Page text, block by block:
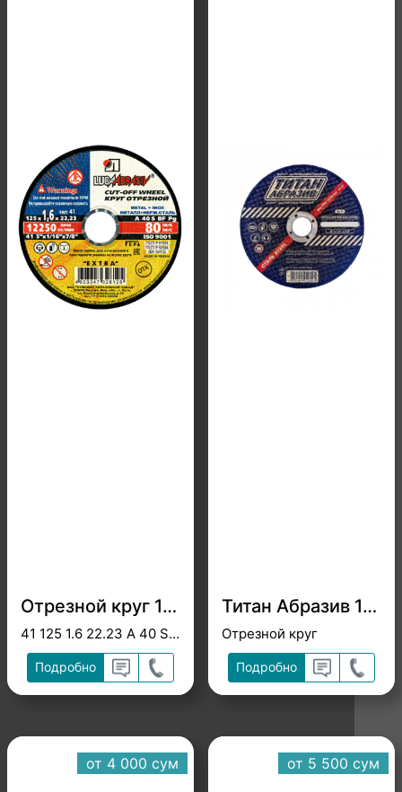
Отрезной круг 125х1,6х22,23 Луга Абразив
41 125 1.6 22.23 A 40 S BF 80 мет.+нерж.ex.
Подробно
Титан Абразив 115*2*22,23
Отрезной круг
Подробно
от 4 000 cум от 5 500 cум